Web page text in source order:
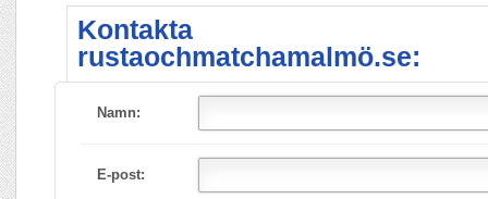
Kontakta
rustaochmatchamalmö.se:
Namn:
E-post: